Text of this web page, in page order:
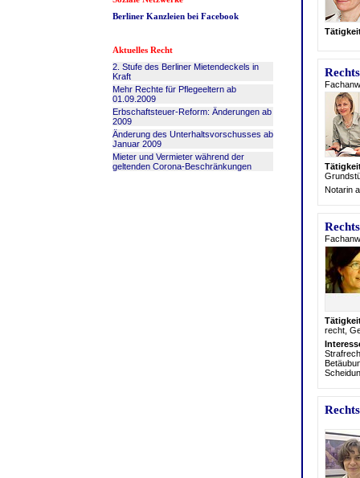
Berliner Kanzleien bei Facebook
Aktuelles Recht
2. Stufe des Berliner Mietendeckels in
Kraft
Mehr Rechte für Pflegeeltern ab
01.09.2009
Erbschaftsteuer-Reform: Änderungen ab
2009
Änderung des Unterhaltsvorschusses ab
Januar 2009
Mieter und Vermieter während der
geltenden Corona-Beschränkungen
Notarin
recht,